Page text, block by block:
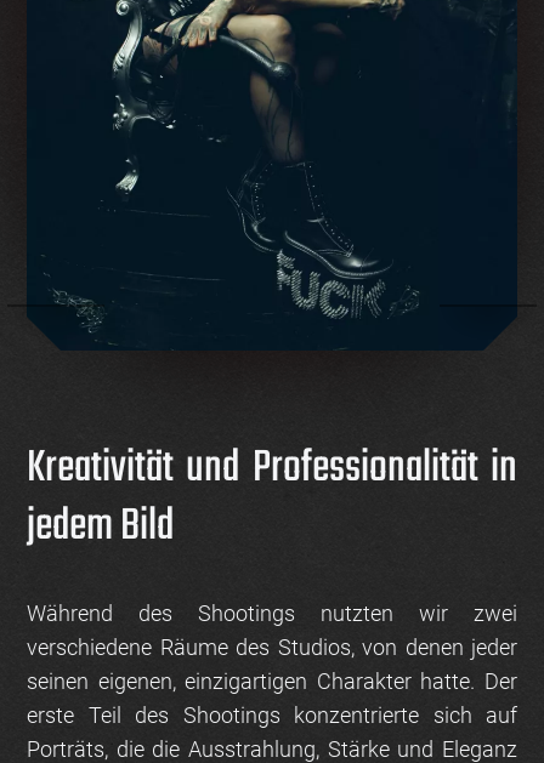
Kreativität und Professionalität in
jedem Bild
Während des Shootings nutzten wir zwei
verschiedene Räume des Studios, von denen jeder
seinen eigenen, einzigartigen Charakter hatte. Der
erste Teil des Shootings konzentrierte sich auf
Porträts, die die Ausstrahlung, Stärke und Eleganz